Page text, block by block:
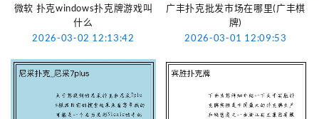
微软 扑克windows扑克牌游戏叫
什么
2026-03-02 12:13:42
广丰扑克批发市场在哪里(广丰棋
牌)
2026-03-01 12:09:53